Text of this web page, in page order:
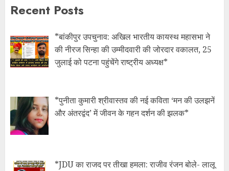
Recent Posts
*बांकीपुर उपचुनाव: अखिल भारतीय कायस्थ महासभा ने
की नीरज सिन्हा की उम्मीदवारी की जोरदार वकालत, 25
जुलाई को पटना पहुंचेंगे राष्ट्रीय अध्यक्ष*
*पुनीता कुमारी श्रीवास्तव की नई कविता ‘मन की उलझनें
और अंतरद्वंद’ में जीवन के गहन दर्शन की झलक*
*JDU का राजद पर तीखा हमला: राजीव रंजन बोले- लालू